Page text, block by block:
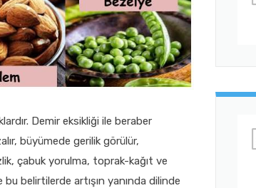
Demir eksikliği ile beraber
büyümede gerilik görülür,
çabuk yorulma, toprak-kağıt ve
belirtilerde artışın yanında dilinde